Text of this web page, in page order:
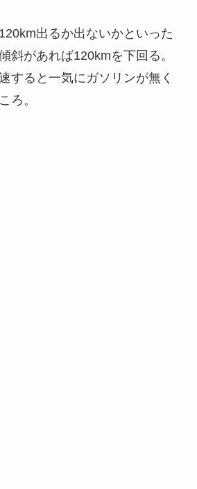
出るか出ないかといった
斜があれば120kmを下回る。
すると一気にガソリンが無く
ろ。